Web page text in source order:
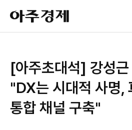
아
주
경
[아주초대석] 강성
"DX는 시대적 사명,
통합 채널 구축"